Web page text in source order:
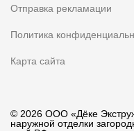
Отправка рекламации
Политика
Карта сайта
© 2026 ООО «Дёке
наружной отделки